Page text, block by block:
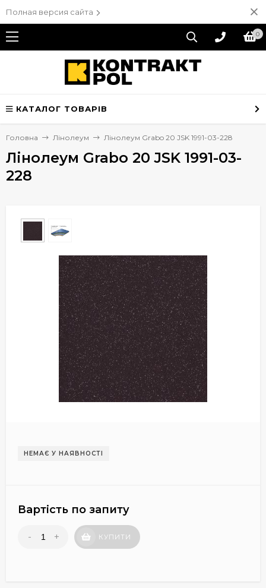
Полная версия сайта
0
КАТАЛОГ ТОВАРІВ
Головна Лінолеум Лінолеум Grabo 20 JSK 1991-03-228
Лінолеум Grabo 20 JSK 1991-03-
228
НЕМАЄ У НАЯВНОСТІ
Вартість по запиту
- + КУПИТИ